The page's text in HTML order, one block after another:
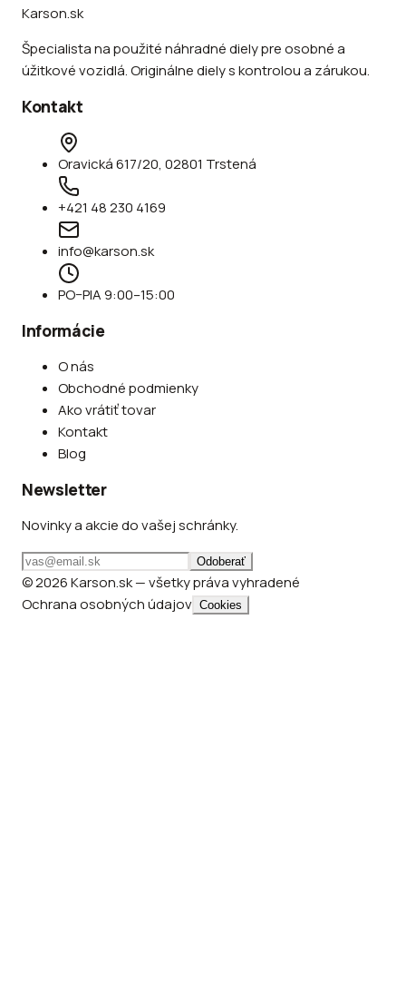
Karson.sk
Špecialista na použité náhradné diely pre osobné a
úžitkové vozidlá. Originálne diely s kontrolou a zárukou.
Kontakt
Oravická 617/20, 02801 Trstená
+421 48 230 4169
info@karson.sk
PO–PIA 9:00–15:00
Informácie
O nás
Obchodné podmienky
Ako vrátiť tovar
Kontakt
Blog
Newsletter
Novinky a akcie do vašej schránky.
Odoberať
© 2026 Karson.sk — všetky práva vyhradené
Ochrana osobných údajov Cookies